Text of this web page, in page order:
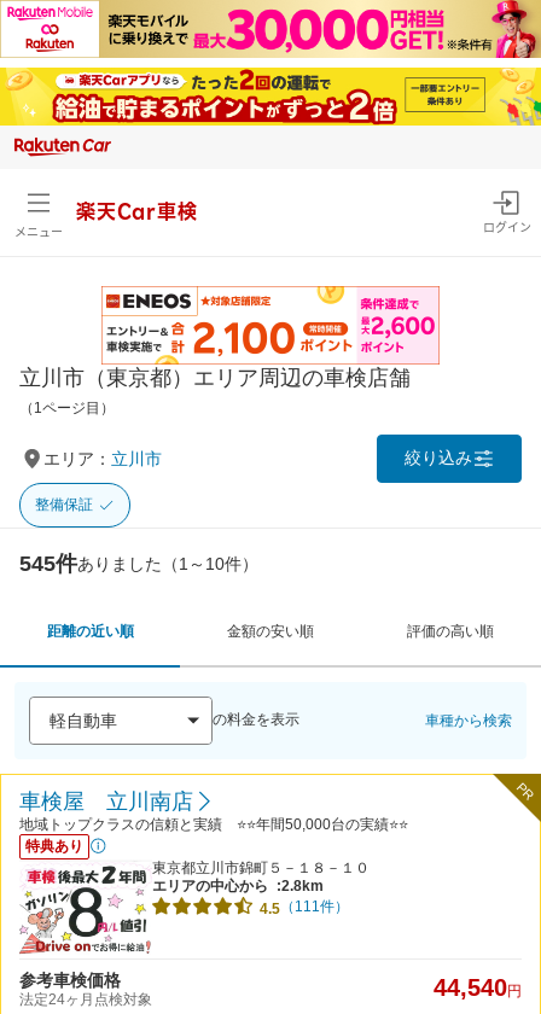
メニュー
楽天Car車検
ログイン
立川市（東京都）エリア周辺の車検店舗
（1ページ目）
エリア： 立川市 絞り込み
整備保証
545件ありました（1～10件）
距離の近い順 金額の安い順 評価の高い順
の料金を表示 車種から検索
PR
車検屋 立川南店
地域トップクラスの信頼と実績 ⭐⭐年間50,000台の実績⭐⭐
特典あり
東京都立川市錦町５－１８－１０
エリアの中心から
:2.8km
4.5 （111件）
参考車検価格
法定24ヶ月点検対象 44,540円